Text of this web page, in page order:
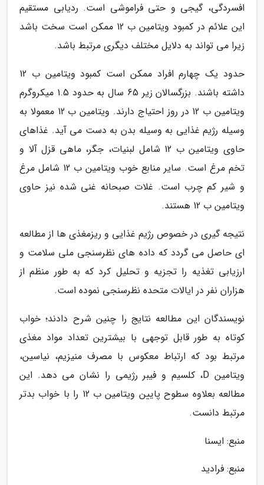
افسردگی، گیجی و حتی فراموشی است. ردیابی مستقیم
این علائم در کمبود ویتامین ب 12 ممکن است سخت باشد
زیرا می تواند به دلایل مختلف دیگری مرتبط باشد.
حدود یک چهارم افراد ممکن است کمبود ویتامین ب 12
داشته باشند. بزرگسالان زیر 65 سال به حدود 1.5 میکروگرم
ویتامین ب 12 در روز احتیاج دارند. ویتامین ب 12 معمولا به
وسیله رژیم غذایی به وسیله بدن به دست می آید. غذاهای
حاوی ویتامین ب 12 شامل لبنیات، جگر، ماهی قزل آلا و
تخم مرغ است. سایر منابع خوب ویتامین ب 12 شامل مرغ
و شیر کم چرب است. غلات صبحانه غنی شده نیز حاوی
ویتامین ب 12 هستند.
نتیجه گیری در خصوص رژیم غذایی و ریزمغذی ها از مطالعه
ای حاصل می گردد که داده های نظرسنجی ملی سلامت و
ارزیابی تغذیه را تجزیه و تحلیل کرد که به طور منظم از
هزاران نفر در ایالات متحده نظرسنجی نموده است.
نویسندگان این مطالعه نتایج را چنین شرح دادند؛ خواب
کوتاه به طور قابل توجهی با بیشترین تعداد مواد مغذی
مرتبط بود که ارتباط معکوس با مصرف منیزیم، نیاسین،
ویتامین D، کلسیم و فیبر رژیمی را نشان می دهد. این
مطالعه بعلاوه سطوح پایین ویتامین ب 12 را با خواب بدتر
مرتبط دانست.
منبع: ایسنا
منبع: فرادید